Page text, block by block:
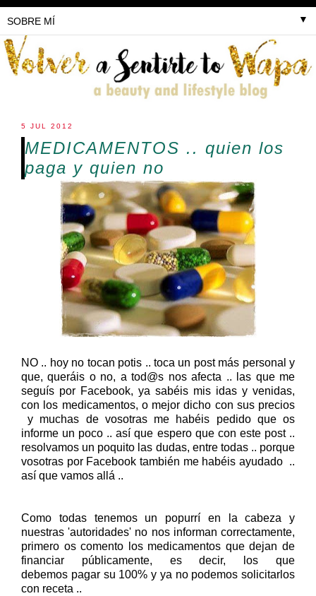
▼
5 JUL 2012
MEDICAMENTOS .. quien los
paga y quien no
NO .. hoy no tocan potis .. toca un post más personal y
que, queráis o no, a tod@s nos afecta .. las que me
seguís por Facebook, ya sabéis mis idas y venidas,
con los medicamentos, o mejor dicho con sus precios
y muchas de vosotras me habéis pedido que os
informe un poco .. así que espero que con este post ..
resolvamos un poquito las dudas, entre todas .. porque
vosotras por Facebook también me habéis ayudado ..
así que vamos allá ..
Como todas tenemos un popurrí en la cabeza y
nuestras 'autoridades' no nos informan correctamente,
primero os comento los medicamentos que dejan de
financiar públicamente, es decir, los que
debemos pagar su 100% y ya no podemos solicitarlos
con receta ..